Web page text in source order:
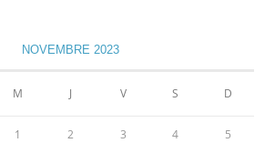
NOVEMBRE 2023
M J V S D
1 2 3 4 5